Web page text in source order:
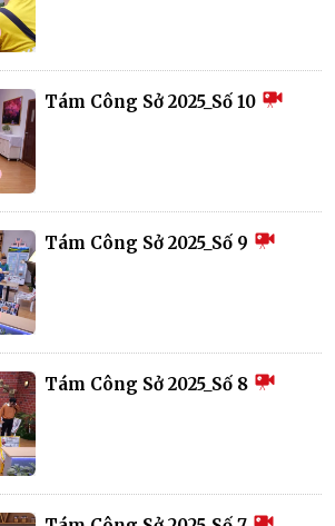
Tám Công Sở 2025_Số 10
Tám Công Sở 2025_Số 9
Tám Công Sở 2025_Số 8